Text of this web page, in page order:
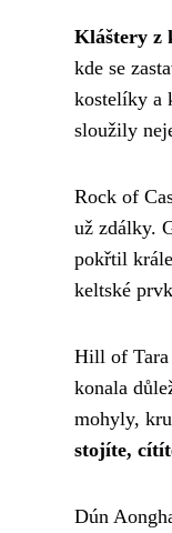
Kláštery z
kde se
kostelíky a
sloužily
Rock of
už zdálky.
pokřtil
keltské
Hill of Tara
konala
mohyly,
stojíte,
Dún